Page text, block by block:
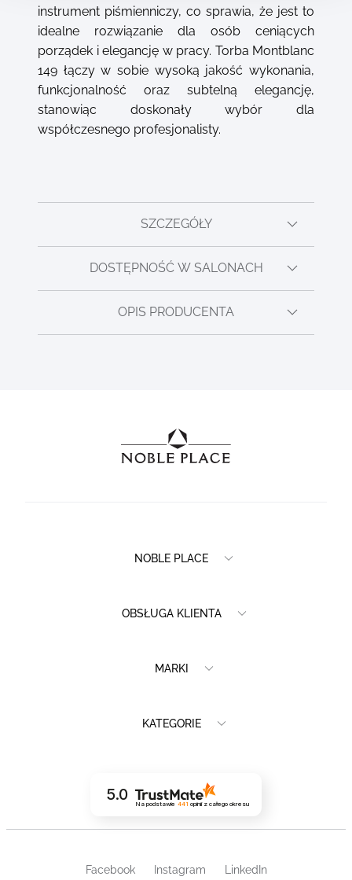
instrument piśmienniczy, co sprawia, że jest to
idealne rozwiązanie dla osób ceniących
porządek i elegancję w pracy. Torba Montblanc
149 łączy w sobie wysoką jakość wykonania,
funkcjonalność oraz subtelną elegancję,
stanowiąc doskonały wybór dla
współczesnego profesjonalisty.
SZCZEGÓŁY
DOSTĘPNOŚĆ W SALONACH
OPIS PRODUCENTA
NOBLE PLACE
OBSŁUGA KLIENTA
MARKI
KATEGORIE
5.0
Na podstawie 441 opinii z całego okresu
Facebook Instagram LinkedIn